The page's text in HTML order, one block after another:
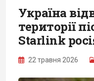
Україна
території
Starlink
22 травня 2026